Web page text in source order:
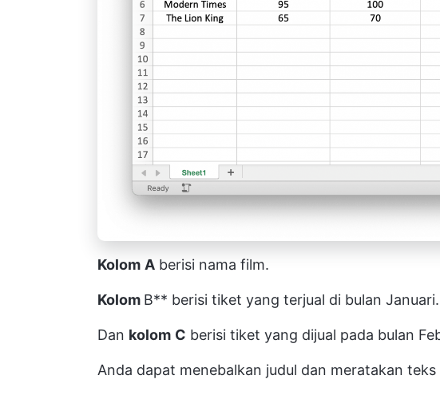
Kolom A berisi nama film.
Kolom B** berisi tiket yang terjual di bulan Januari.
Dan kolom C berisi tiket yang dijual pada bulan
Anda dapat menebalkan judul dan meratakan